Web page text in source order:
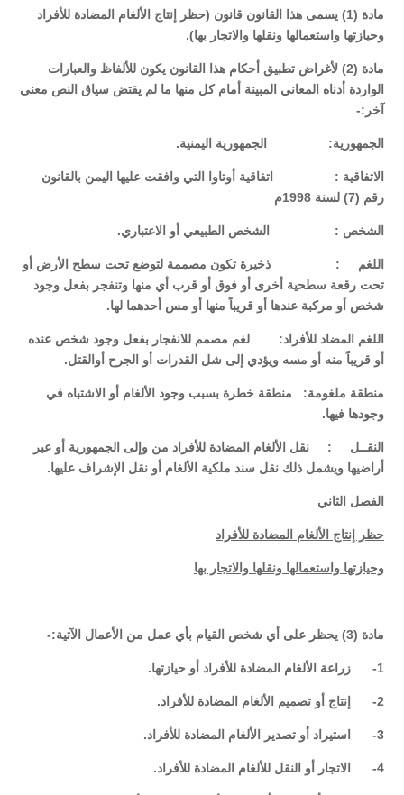
مادة (1) يسمى هذا القانون قانون (حظر إنتاج الألغام المضادة للأفراد
وحيازتها واستعمالها ونقلها والاتجار بها).
مادة (2) لأغراض تطبيق أحكام هذا القانون يكون للألفاظ والعبارات
الواردة أدناه المعاني المبينة أمام كل منها ما لم يقتض سياق النص معنى
آخر:-
الجمهورية: الجمهورية اليمنية.
الاتفاقية : اتفاقية أوتاوا التي وافقت عليها اليمن بالقانون
رقم (7) لسنة 1998م
الشخص : الشخص الطبيعي أو الاعتباري.
اللغم : ذخيرة تكون مصممة لتوضع تحت سطح الأرض أو
تحت رقعة سطحية أخرى أو فوق أو قرب أي منها وتنفجر بفعل وجود
شخص أو مركبة عندها أو قريباً منها أو مس أحدهما لها.
اللغم المضاد للأفراد: لغم مصمم للانفجار بفعل وجود شخص عنده
أو قريباً منه أو مسه ويؤدي إلى شل القدرات أو الجرح أوالقتل.
منطقة ملغومة: منطقة خطرة بسبب وجود الألغام أو الاشتباه في
وجودها فيها.
النقــل : نقل الألغام المضادة للأفراد من وإلى الجمهورية أو عبر
أراضيها ويشمل ذلك نقل سند ملكية الألغام أو نقل الإشراف عليها.
الفصل الثاني
حظر إنتاج الألغام المضادة للأفراد
وحيازتها واستعمالها ونقلها والاتجار بها
مادة (3) يحظر على أي شخص القيام بأي عمل من الأعمال الآتية:-
1- زراعة الألغام المضادة للأفراد أو حيازتها.
2- إنتاج أو تصميم الألغام المضادة للأفراد.
3- استيراد أو تصدير الألغام المضادة للأفراد.
4- الاتجار أو النقل للألغام المضادة للأفراد.